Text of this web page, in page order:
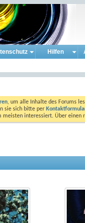
Hilfen
, um alle Inhalte des Forums
sie sich bitte per
meisten interessiert. Über